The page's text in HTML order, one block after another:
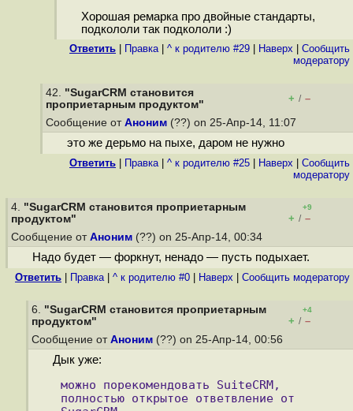
Хорошая ремарка про двойные стандарты,
подкололи так подкололи :)
Ответить Правка| ^ к родителю #29 Наверх
Cообщить
модератору
42. "SugarCRM становится
проприетарным продуктом"
+ / –
Сообщение от Аноним (??) on 25-Апр-14, 11:07
это же дерьмо на пыхе, даром не нужно
Ответить Правка| ^ к родителю #25 Наверх
Cообщить
модератору
4. "SugarCRM становится проприетарным
продуктом"
+9
+ / –
Сообщение от Аноним (??) on 25-Апр-14, 00:34
Надо будет — форкнут, ненадо — пусть подыхает.
Ответить Правка| ^ к родителю #0 Наверх Cообщить модератору
6. "SugarCRM становится проприетарным
продуктом"
+4
+ / –
Сообщение от Аноним (??) on 25-Апр-14, 00:56
Дык уже:
можно порекомендовать SuiteCRM,
полностью открытое ответвление от